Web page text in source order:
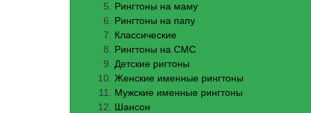
Рингтоны на маму
Рингтоны на папу
Классические
Рингтоны на СМС
Детские ригтоны
Женские именные рингтоны
Мужские именные рингтоны
Шансон